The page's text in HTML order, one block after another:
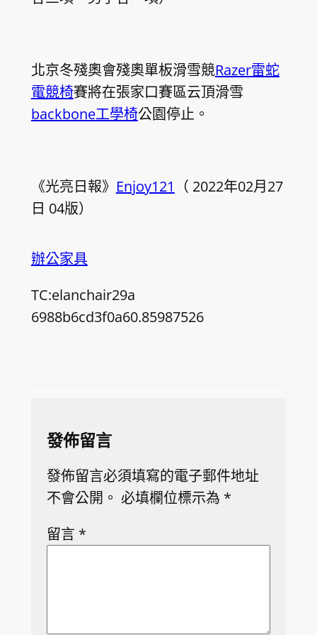
北京冬殘奧會殘奧單板滑雪競Razer雷蛇
電競椅賽將在張家口賽區云頂滑雪
backbone工學椅公園停止。
《光亮日報》 Enjoy121
（ 2022年02月27
日 04版）
辦公家具
TC:elanchair29a
6988b6cd3f0a60.85987526
發佈留言
發佈留言必須填寫的電子郵件地址
不會公開。 必填欄位標示為 *
留言 *